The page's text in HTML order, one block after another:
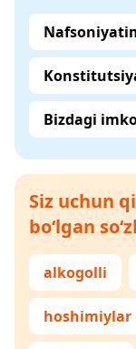
Bizdagi
Siz uchun
bo‘lgan
alkogolli
hoshimiylar